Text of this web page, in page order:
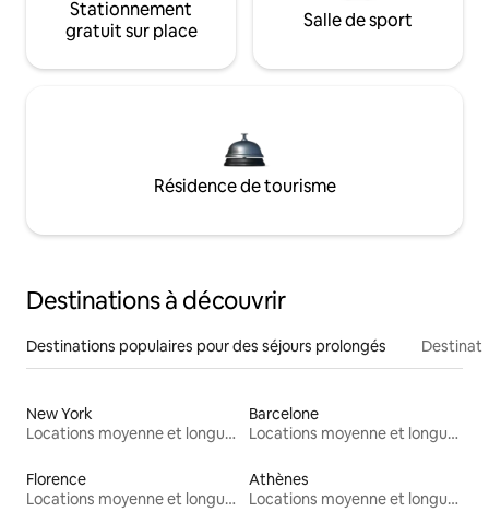
Stationnement
gratuit sur place
Salle de sport
Résidence de tourisme
Destinations à découvrir
Destinations populaires pour des séjours prolongés
New York
Locations moyenne et longue durée
Barcelone
Locations moyenne et longue durée
Florence
Locations moyenne et longue durée
Athènes
Locations moyenne et longue durée